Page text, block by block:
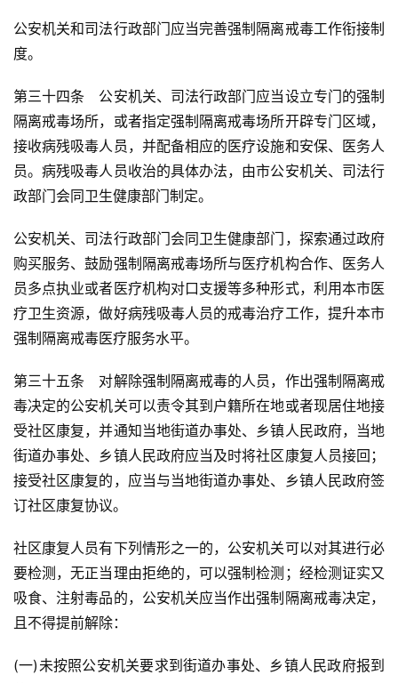
公安机关和司法行政部门应当完善强制隔离戒毒工作衔接制
度。
第三十四条　公安机关、司法行政部门应当设立专门的强制
隔离戒毒场所，或者指定强制隔离戒毒场所开辟专门区域，
接收病残吸毒人员，并配备相应的医疗设施和安保、医务人
员。病残吸毒人员收治的具体办法，由市公安机关、司法行
政部门会同卫生健康部门制定。
公安机关、司法行政部门会同卫生健康部门，探索通过政府
购买服务、鼓励强制隔离戒毒场所与医疗机构合作、医务人
员多点执业或者医疗机构对口支援等多种形式，利用本市医
疗卫生资源，做好病残吸毒人员的戒毒治疗工作，提升本市
强制隔离戒毒医疗服务水平。
第三十五条　对解除强制隔离戒毒的人员，作出强制隔离戒
毒决定的公安机关可以责令其到户籍所在地或者现居住地接
受社区康复，并通知当地街道办事处、乡镇人民政府，当地
街道办事处、乡镇人民政府应当及时将社区康复人员接回；
接受社区康复的，应当与当地街道办事处、乡镇人民政府签
订社区康复协议。
社区康复人员有下列情形之一的，公安机关可以对其进行必
要检测，无正当理由拒绝的，可以强制检测；经检测证实又
吸食、注射毒品的，公安机关应当作出强制隔离戒毒决定，
且不得提前解除：
(一)未按照公安机关要求到街道办事处、乡镇人民政府报到